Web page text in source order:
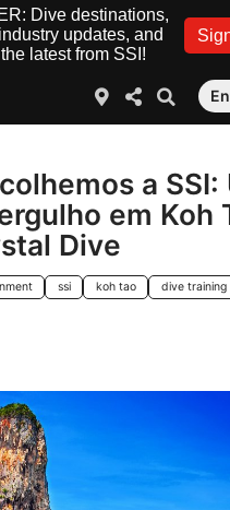
Dive destinations,
updates, and
latest from SSI!
a SSI:
em Koh
Dive
ssi koh tao dive training